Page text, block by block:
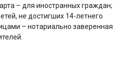
– для иностранных граждан;
не достигших 14-летнего
– нотариально заверенная